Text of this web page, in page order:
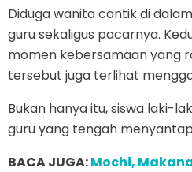
Diduga wanita cantik di
guru sekaligus pacarnya.
momen kebersamaan yang
tersebut juga terlihat
Bukan hanya itu, siswa laki-
guru yang tengah
BACA JUGA:Mochi,